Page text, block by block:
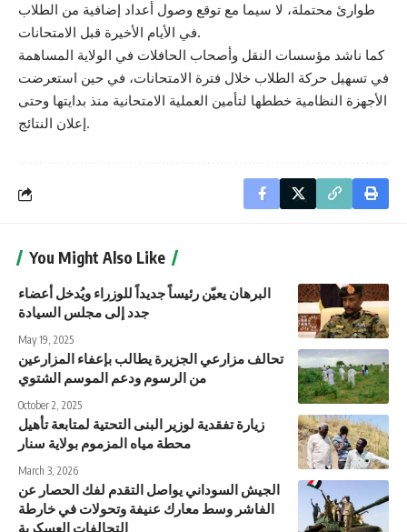
طوارئ محتملة، لا سيما مع توقع وصول أعداد إضافية من الطلاب
في الأيام الأخيرة قبل الامتحانات.
كما ناشد مؤسسات النقل وأصحاب الحافلات في الولاية المساهمة
في تسهيل حركة الطلاب خلال فترة الامتحانات، في حين استعرضت
الأجهزة النظامية خططها لتأمين العملية الامتحانية منذ بدايتها وحتى
إعلان النتائج.
You Might Also Like
البرهان يعيّن رئيساً جديداً للوزراء ويُدخل أعضاء
جدد إلى مجلس السيادة
May 19, 2025
تحالف مزارعي الجزيرة يطالب بإعفاء المزارعين
من الرسوم ودعم الموسم الشتوي
October 2, 2025
زيارة تفقدية لوزير البنى التحتية لمتابعة تأهيل
محطة مياه المزموم بولاية سنار
March 3, 2026
الجيش السوداني يواصل التقدم لفك الحصار عن
الفاشر وسط معارك عنيفة وتحولات في خارطة
التحالفات العسكرية